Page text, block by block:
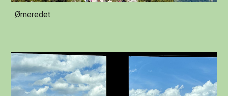
Ørneredet